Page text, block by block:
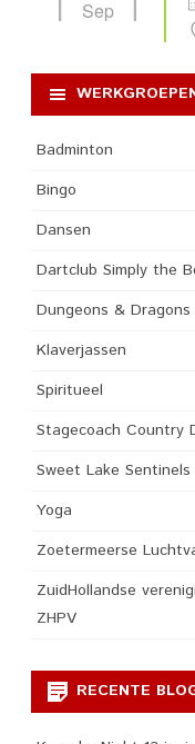
Sep
Badminton
Bingo
Dansen
Dartclub Simply the
Dungeons & Dragons
Klaverjassen
Spiritueel
Stagecoach Country
Sweet Lake Sentinels
Yoga
Zoetermeerse
ZuidHollandse
ZHPV
RECENTE